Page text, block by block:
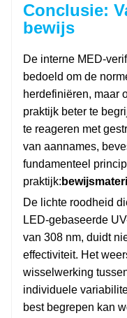
Conclusie:
bewijs
De interne MED-
bedoeld om de
herdefiniëren, maar
praktijk beter te
te reageren met
van aannames,
fundamenteel
praktijk:
De lichte roodheid
LED-gebaseerde
van 308 nm, duidt
effectiviteit. Het
wisselwerking
individuele
best begrepen kan